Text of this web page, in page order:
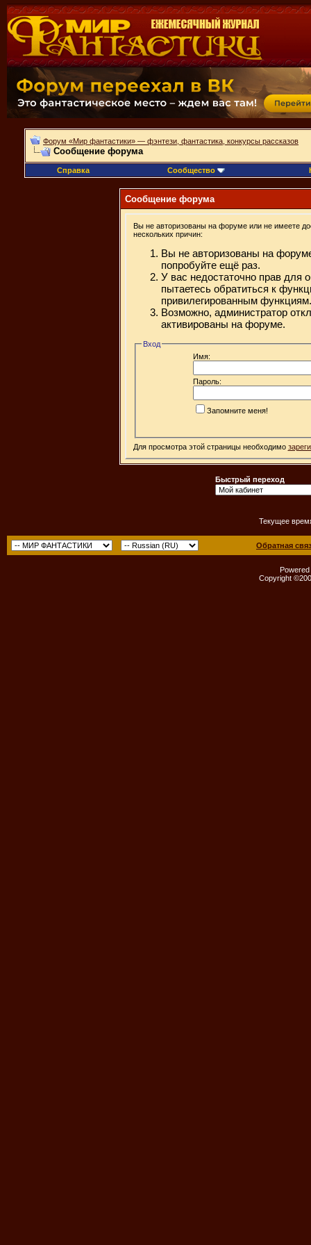
Форум «Мир фантастики» — фэнтези, фантастика, конкурсы рассказов
Сообщение форума
Справка Сообщество
Сообщение форума
Вы не авторизованы на форуме или не имеете
нескольких причин:
Вы не авторизованы на
попробуйте ещё раз.
У вас недостаточно прав для
пытаетесь обратиться к
привилегированным функциям.
Возможно, администратор
активированы на форуме.
Вход
Имя:
Пароль:
Запомните меня!
Для просмотра этой страницы необходимо
Быстрый переход
Текущее
Обратная
Copyright